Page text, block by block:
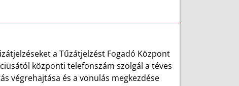
a Tűzátjelzést Fogadó Központ
központi telefonszám szolgál a téves
végrehajtása és a vonulás megkezdése